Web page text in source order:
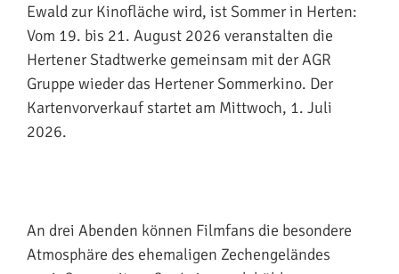
Ewald zur Kinofläche wird, ist Sommer in Herten:
Vom 19. bis 21. August 2026 veranstalten die
Hertener Stadtwerke gemeinsam mit der AGR
Gruppe wieder das Hertener Sommerkino. Der
Kartenvorverkauf startet am Mittwoch, 1. Juli
2026.
An drei Abenden können Filmfans die besondere
Atmosphäre des ehemaligen Zechengeländes